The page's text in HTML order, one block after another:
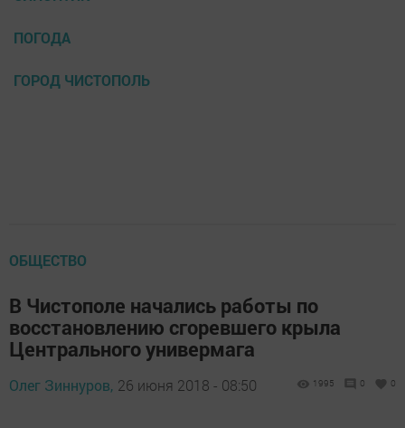
ПОГОДА
ГОРОД ЧИСТОПОЛЬ
ОБЩЕСТВО
В Чистополе начались работы по
восстановлению сгоревшего крыла
Центрального универмага
Олег Зиннуров, 26 июня 2018 - 08:50 1995 0 0